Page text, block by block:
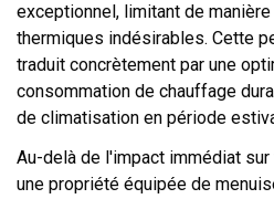
exceptionnel, limitant de
thermiques indésirables. Cette
traduit concrètement par une
consommation de chauffage
de climatisation en période
Au-delà de l'impact immédiat
une propriété équipée de